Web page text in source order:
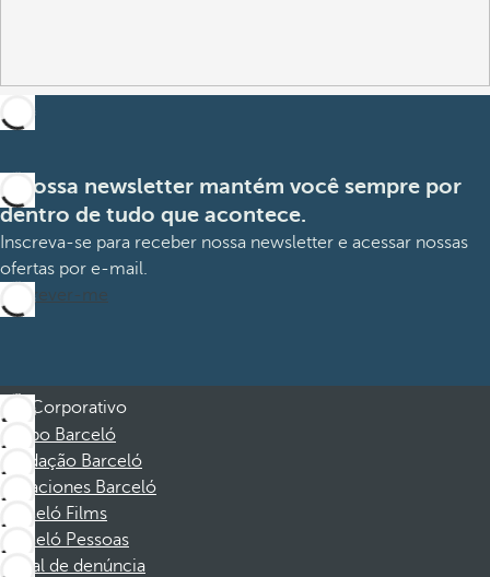
A nossa newsletter mantém você sempre por
dentro de tudo que acontece.
Inscreva-se para receber nossa newsletter e acessar nossas
ofertas por e-mail.
Inscrever-me
Corporativo
Grupo Barceló
Fundação Barceló
Vacaciones Barceló
Barceló Films
Barceló Pessoas
Canal de denúncia